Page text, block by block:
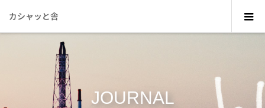
カシャッと舎
JOURNAL